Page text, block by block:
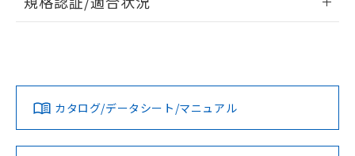
ログイン/会員登録
ダウンロードデータをご利用いただく前に、以下を必ずお読
みください。
ソフトウェアの使用条件
EU RoHS 注意事項・凡例
対応済み
カタログ/データシート/マニュアル